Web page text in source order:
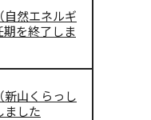
然エネルギ
を終了しま
山くらっし
ました